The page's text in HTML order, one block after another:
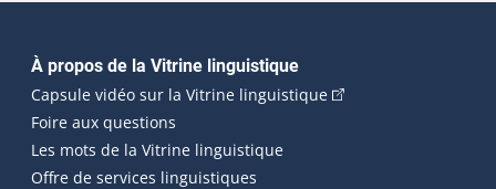
Navigation principale
À propos de la Vitrine linguistique
Capsule vidéo sur la Vitrine linguistique(Cet hyperlien
Foire aux questions
Les mots de la Vitrine linguistique
Offre de services linguistiques